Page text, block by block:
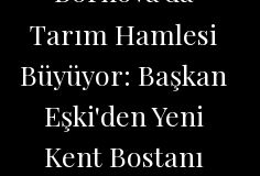
Tarım Hamlesi
Büyüyor: Başkan
Eşki'den Yeni
Kent Bostanı